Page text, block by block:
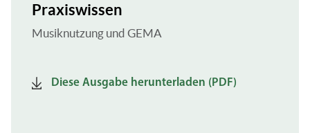
Praxiswissen
Musiknutzung und GEMA
Diese Ausgabe herunterladen (PDF)